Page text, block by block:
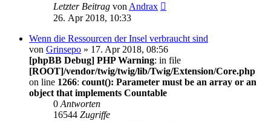
Letzter Beitrag von Andrax
26. Apr 2018, 10:33
Wenn die Ressourcen der Insel verbraucht sind
von Grinsepo » 17. Apr 2018, 08:56
[phpBB Debug] PHP Warning: in file
[ROOT]/vendor/twig/twig/lib/Twig/Extension/Core.php
on line 1266: count(): Parameter must be an array or an
object that implements Countable
0 Antworten
16544 Zugriffe